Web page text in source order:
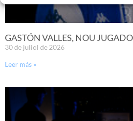
GASTÓN VALLES, NOU
30 de juliol de 2026
Leer más »